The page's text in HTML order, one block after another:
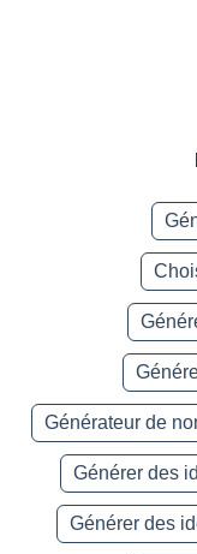
Générateur de
Générer des
Générer des